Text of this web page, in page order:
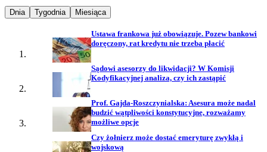
Najpopularniejsze wiadomości z
Dnia Najpopularniejsze wiadomości z
Tygodnia Najpopularniejsze wiadomości z
Miesiąca
Ustawa frankowa już obowiązuje. Pozew bankowi
doręczony, rat kredytu nie trzeba płacić
Sądowi asesorzy do likwidacji? W Komisji
Kodyfikacyjnej analiza, czy ich zastąpić
Prof. Gajda-Roszczynialska: Asesura może nadal
budzić wątpliwości konstytucyjne, rozważamy
możliwe opcje
Czy żołnierz może dostać emeryturę zwykłą i
wojskową